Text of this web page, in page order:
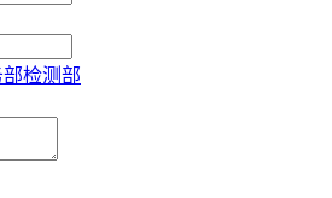
检测部